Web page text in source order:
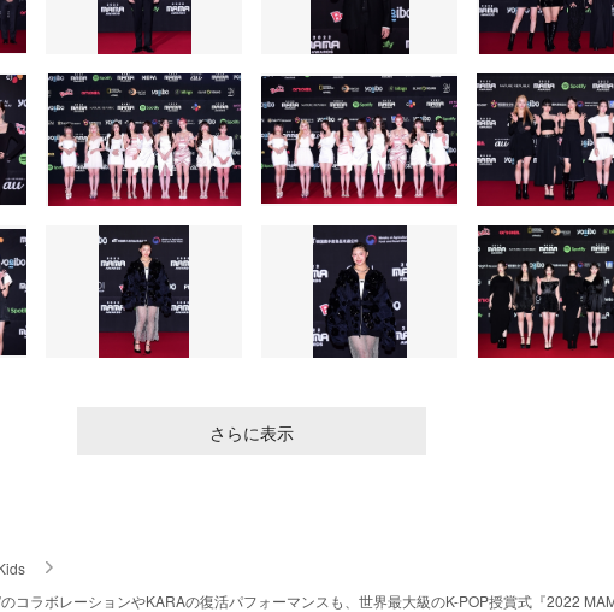
さらに表示
コラボレーションやKARAの復活パフォーマンスも、世界最大級のK-POP授賞式『2022